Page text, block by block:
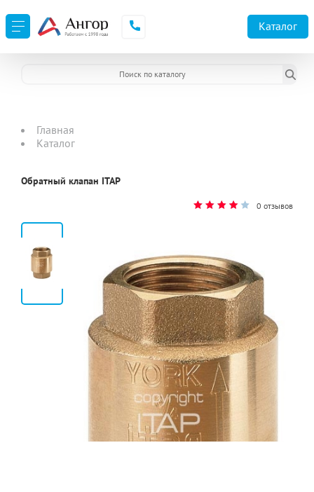
Каталог
Главная
Каталог
Обратный клапан ITAP
0 отзывов